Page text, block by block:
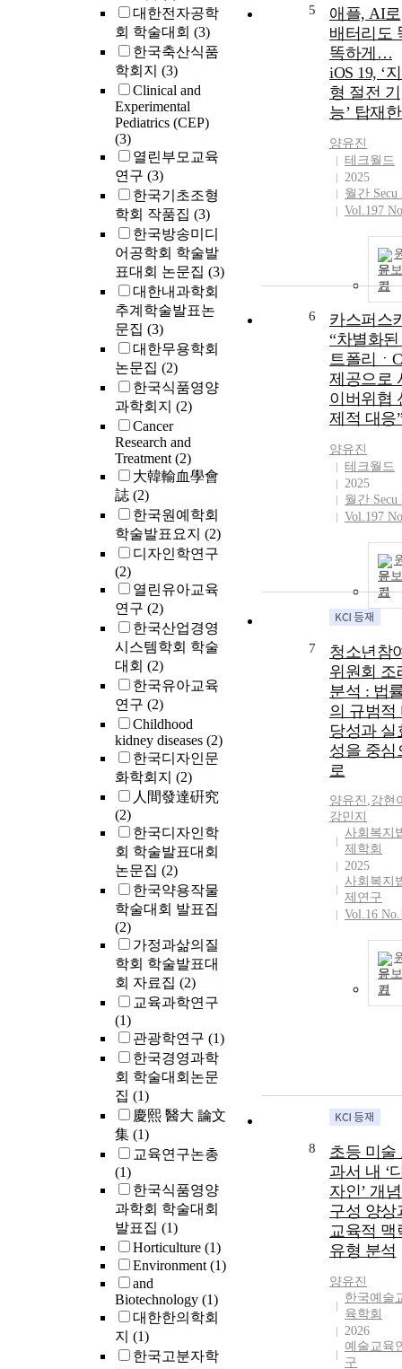
대한전자공학
회 학술대회 (3)
한국축산식품
학회지 (3)
Clinical and
Experimental
Pediatrics (CEP)
(3)
열린부모교육
연구 (3)
한국기초조형
학회 작품집 (3)
한국방송미디
어공학회 학술발
표대회 논문집 (3)
대한내과학회
추계학술발표논
문집 (3)
대한무용학회
논문집 (2)
한국식품영양
과학회지 (2)
Cancer
Research and
Treatment(2)
大韓輸血學會
誌 (2)
한국원예학회
학술발표요지 (2)
디자인학연구
(2)
열린유아교육
연구 (2)
한국산업경영
시스템학회 학술
대회 (2)
한국유아교육
연구 (2)
Childhood
kidney diseases (2)
한국디자인문
화학회지 (2)
人間發達硏究
(2)
한국디자인학
회 학술발표대회
논문집 (2)
한국약용작물
학술대회 발표집
(2)
가정과삶의질
학회 학술발표대
회 자료집 (2)
교육과학연구
(1)
관광학연구 (1)
한국경영과학
회 학술대회논문
집 (1)
慶熙 醫大 論文
集 (1)
교육연구논총
(1)
한국식품영양
과학회 학술대회
발표집 (1)
Horticulture (1)
Environment(1)
and
Biotechnology (1)
대한한의학회
지 (1)
한국고분자학
5
애플, AI로
배터리도
똑하게…
iOS 19, ‘
형 절전 기
능’ 탑재
양유진
테크월드
2025
월간 Secu
Vol.197
문보
기
6
카스퍼스
“차별화
트폴리ㆍ
제공으로
이버위협
제적 대응”
양유진
테크월드
2025
월간 Secu
Vol.197
문보
기
7
청소년참
위원회 조
분석 : 법
의 규범적
당성과 실
성을 중심
로
양유진 ,강현
강민지
사회복지
제학회
2025
사회복지
제연구
Vol.16
문보
기
8
초등 미술
과서 내 ‘
자인’ 개
구성 양상
교육적 맥
유형 분석
양유진
한국예술
육학회
2026
예술교육
구